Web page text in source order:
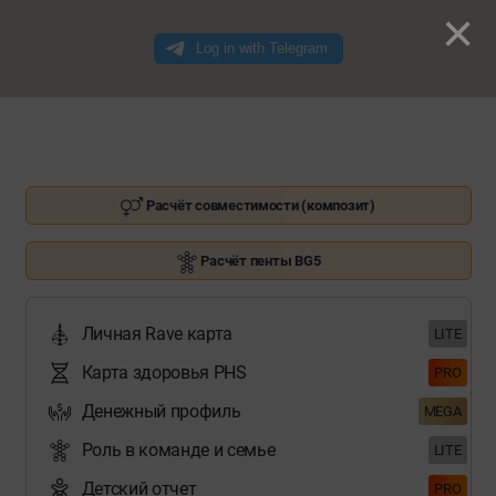
Расчёт совместимости (композит)
Расчёт пенты BG5
Личная Rave карта LITE
Карта здоровья PHS PRO
Денежный профиль MEGA
Роль в команде и семье LITE
Детский отчет PRO
×